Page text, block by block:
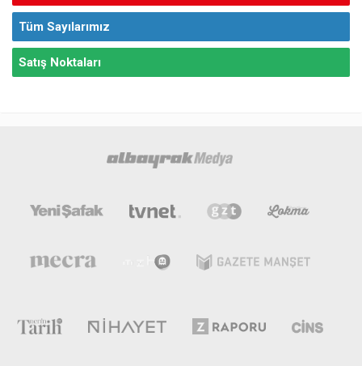
Tüm Sayılarımız
Satış Noktaları